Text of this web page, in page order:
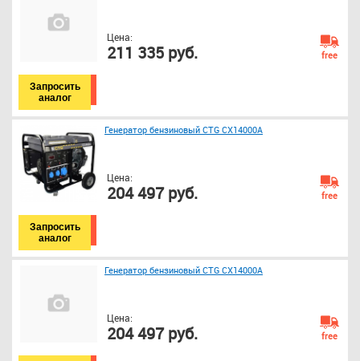
Цена:
211 335 руб.
Запросить
аналог
free
Генератор бензиновый CTG CX14000A
Цена:
204 497 руб.
Запросить
аналог
free
Генератор бензиновый CTG CX14000A
Цена:
204 497 руб. free